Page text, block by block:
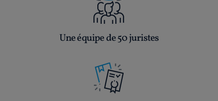
Une équipe de 50 juristes